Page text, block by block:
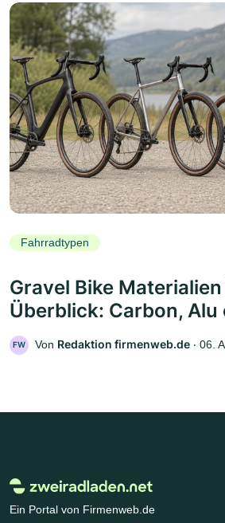
Fahrradtypen
Gravel Bike Materialien
Überblick: Carbon, Alu
FW Von Redaktion firmenweb.de ‧ 06.
Ein Portal von Firmenweb.de